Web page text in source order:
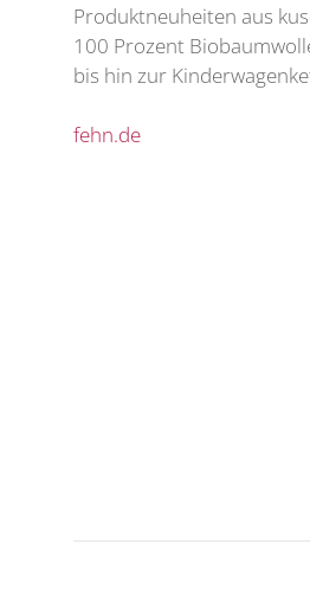
Produktneuheiten aus
100 Prozent
bis hin zur
fehn.de